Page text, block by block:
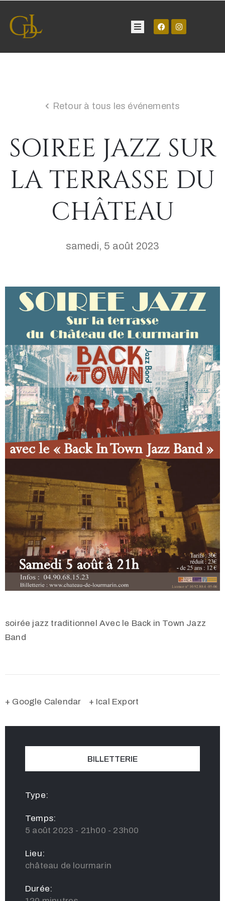
Manifestations
Contact
Retour à tous les événements
SOIREE JAZZ SUR
LA TERRASSE DU
CHÂTEAU
samedi, 5 août 2023
soirée jazz traditionnel Avec le Back in Town Jazz
Band
+ Google Calendar + Ical Export
BILLETTERIE
Type:
Temps:
5 août 2023 - 21h00 - 23h00
Lieu:
château de lourmarin
Durée: